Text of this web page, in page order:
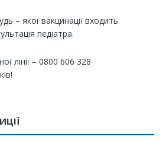
– якої вакцинації входить
педіатра.
лінії – 0800 606 328